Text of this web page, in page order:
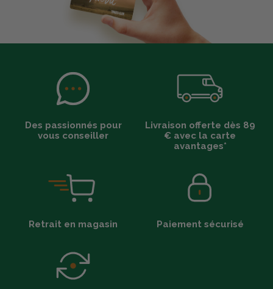
Des passionnés pour
vous conseiller
Livraison offerte dès 89
€ avec la carte
avantages*
Retrait en magasin Paiement sécurisé